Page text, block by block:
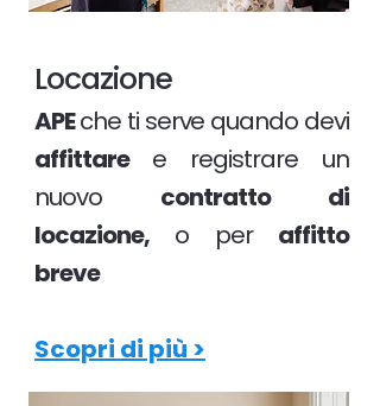
Locazione
APEche ti serve quando devi
affittare e registrare un
nuovo contratto di
locazione, o peraffitto
breve
Scopri di più >